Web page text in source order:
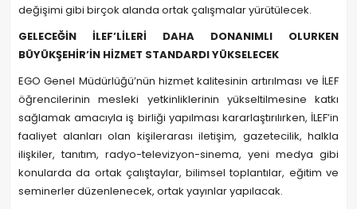
değişimi gibi birçok alanda ortak çalışmalar yürütülecek.
GELECEĞİN İLEF’LİLERİ DAHA DONANIMLI OLURKEN
BÜYÜKŞEHİR’İN HİZMET STANDARDI YÜKSELECEK
EGO Genel Müdürlüğü’nün hizmet kalitesinin artırılması ve İLEF
öğrencilerinin mesleki yetkinliklerinin yükseltilmesine katkı
sağlamak amacıyla iş birliği yapılması kararlaştırılırken, İLEF’in
faaliyet alanları olan kişilerarası iletişim, gazetecilik, halkla
ilişkiler, tanıtım, radyo-televizyon-sinema, yeni medya gibi
konularda da ortak çalıştaylar, bilimsel toplantılar, eğitim ve
seminerler düzenlenecek, ortak yayınlar yapılacak.